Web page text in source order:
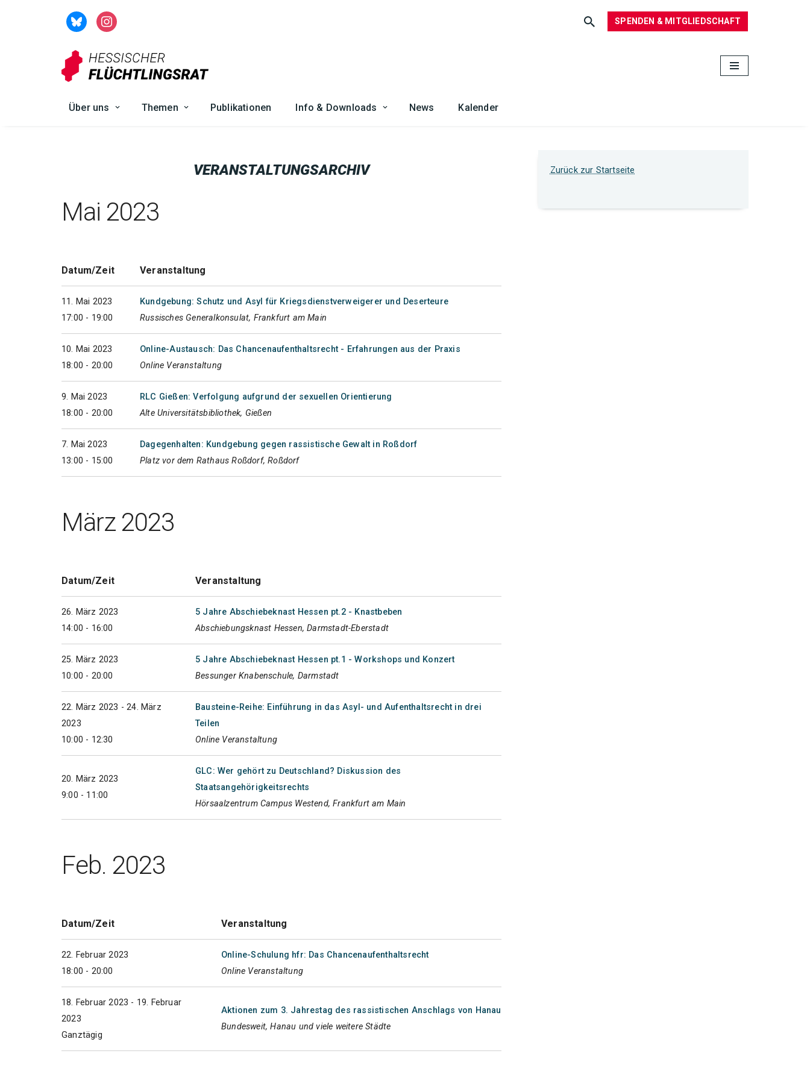
SPENDEN & MITGLIEDSCHAFT
Über uns Themen Publikationen Info & Downloads News Kalender
VERANSTALTUNGSARCHIV
Mai 2023
Datum/Zeit Veranstaltung
11. Mai 2023
17:00 - 19:00
Kundgebung: Schutz und Asyl für Kriegsdienstverweigerer und Deserteure
Russisches Generalkonsulat, Frankfurt am Main
10. Mai 2023
18:00 - 20:00
Online-Austausch: Das Chancenaufenthaltsrecht - Erfahrungen aus der Praxis
Online Veranstaltung
9. Mai 2023
18:00 - 20:00
RLC Gießen: Verfolgung aufgrund der sexuellen Orientierung
Alte Universitätsbibliothek, Gießen
7. Mai 2023
13:00 - 15:00
Dagegenhalten: Kundgebung gegen rassistische Gewalt in Roßdorf
Platz vor dem Rathaus Roßdorf, Roßdorf
März 2023
Datum/Zeit Veranstaltung
26. März 2023
14:00 - 16:00
5 Jahre Abschiebeknast Hessen pt.2 - Knastbeben
Abschiebungsknast Hessen, Darmstadt-Eberstadt
25. März 2023
10:00 - 20:00
5 Jahre Abschiebeknast Hessen pt.1 - Workshops und Konzert
Bessunger Knabenschule, Darmstadt
22. März 2023 - 24. März
2023
10:00 - 12:30
Bausteine-Reihe: Einführung in das Asyl- und Aufenthaltsrecht in drei
Teilen
Online Veranstaltung
20. März 2023
9:00 - 11:00
GLC: Wer gehört zu Deutschland? Diskussion des
Staatsangehörigkeitsrechts
Hörsaalzentrum Campus Westend, Frankfurt am Main
Feb. 2023
Datum/Zeit Veranstaltung
22. Februar 2023
18:00 - 20:00
Online-Schulung hfr: Das Chancenaufenthaltsrecht
Online Veranstaltung
18. Februar 2023 - 19. Februar
2023
Ganztägig
Aktionen zum 3. Jahrestag des rassistischen Anschlags von Hanau
Bundesweit, Hanau und viele weitere Städte
Zurück zur Startseite